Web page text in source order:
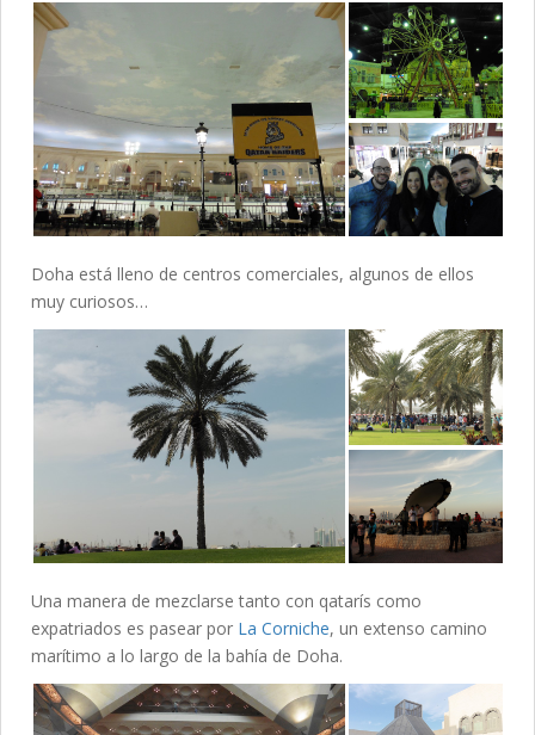
Doha está lleno de centros comerciales, algunos de ellos
muy curiosos…
Una manera de mezclarse tanto con qatarís como
expatriados es pasear por La Corniche, un extenso camino
marítimo a lo largo de la bahía de Doha.